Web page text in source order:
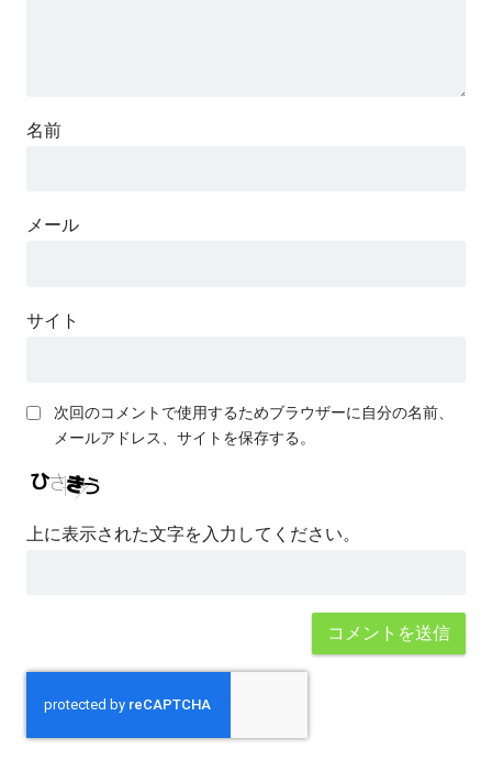
名前
メール
サイト
次回のコメントで使用するためブラウザーに自分の名前、
メールアドレス、サイトを保存する。
上に表示された文字を入力してください。